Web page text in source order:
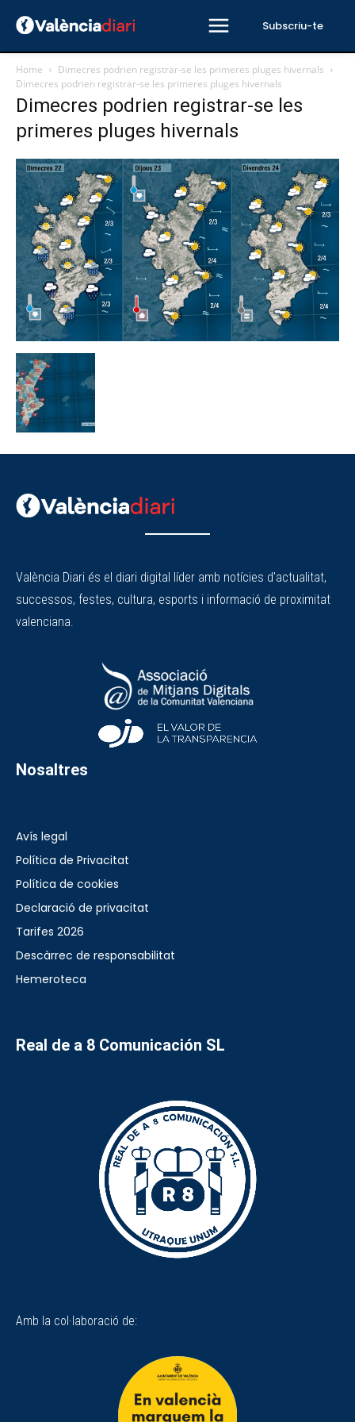
Subscriu-te
Home
Dimecres podrien registrar-se les primeres pluges hivernals
Dimecres podrien registrar-se les primeres pluges hivernals
Dimecres podrien registrar-se les
primeres pluges hivernals
València Diari és el diari digital líder amb notícies d'actualitat,
successos, festes, cultura, esports i informació de proximitat
valenciana.
Nosaltres
Avís legal
Política de Privacitat
Política de cookies
Declaració de privacitat
Tarifes 2026
Descàrrec de responsabilitat
Hemeroteca
Real de a 8 Comunicación SL
Amb la col·laboració de: